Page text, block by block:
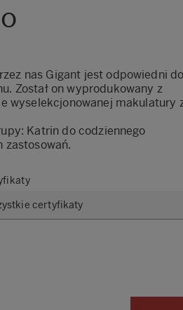
nas Gigant jest odpowiedni do
Został on wyprodukowany z
wyselekcjonowanej makulatury
Katrin do codziennego
zastosowań.